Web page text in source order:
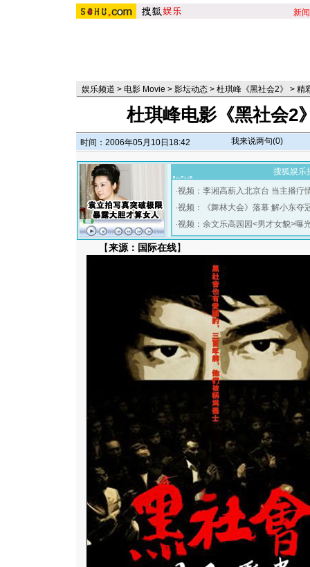
新闻
娱乐频道 > 电影 Movie > 影坛动态 > 杜琪峰《黑社会2》 > 精
杜琪峰电影《黑社会2
时间：2006年05月10日18:42 我来说两句(0)
搜狐娱乐
·视频：李湘高薪入北京台 当主播疗
·视频：《舞林大会》落幕 解小东夺
·视频：余文乐高园园<男才女貌>曝
【来源：国际在线】